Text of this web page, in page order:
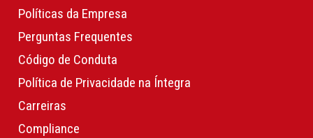
Políticas da Empresa
Perguntas Frequentes
Código de Conduta
Política de Privacidade na Íntegra
Carreiras
Compliance